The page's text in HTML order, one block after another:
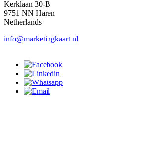
Kerklaan 30-B
9751 NN Haren
Netherlands
info@marketingkaart.nl